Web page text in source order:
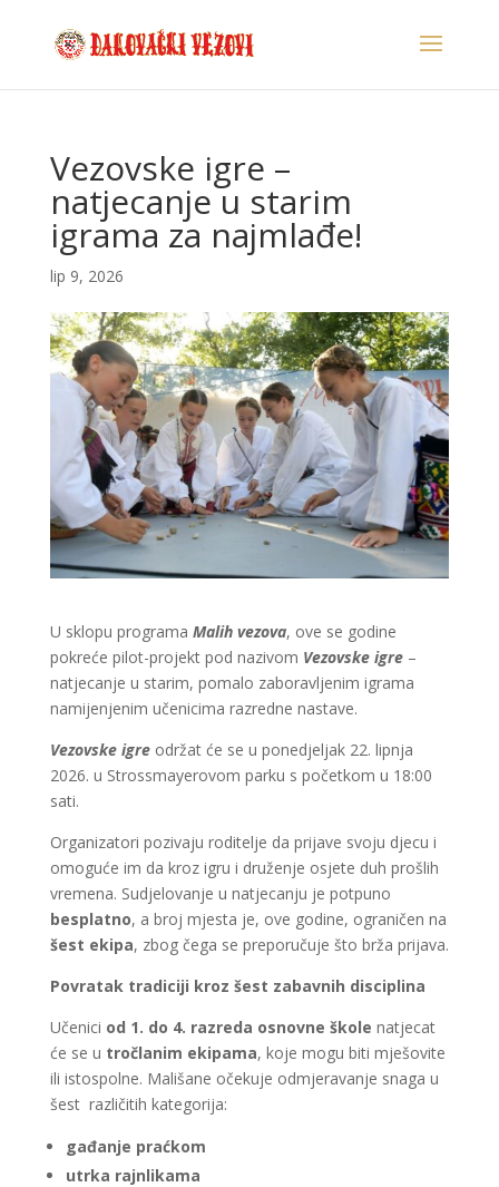
Vezovske igre –
natjecanje u starim
igrama za najmlađe!
lip 9, 2026
U sklopu programa Malih vezova, ove se godine
pokreće pilot-projekt pod nazivom Vezovske igre–
natjecanje u starim, pomalo zaboravljenim igrama
namijenjenim učenicima razredne nastave.
Vezovske igreodržat će se u ponedjeljak 22. lipnja
2026. u Strossmayerovom parku s početkom u 18:00
sati.
Organizatori pozivaju roditelje da prijave svoju djecu i
omoguće im da kroz igru i druženje osjete duh prošlih
vremena. Sudjelovanje u natjecanju je potpuno
besplatno, a broj mjesta je, ove godine, ograničen na
šest ekipa, zbog čega se preporučuje što brža prijava.
Povratak tradiciji kroz šest zabavnih disciplina
Učenici od 1. do 4. razreda osnovne škole natjecat
će se u tročlanim ekipama, koje mogu biti mješovite
ili istospolne. Mališane očekuje odmjeravanje snaga u
šest različitih kategorija:
gađanje praćkom
utrka rajnlikama